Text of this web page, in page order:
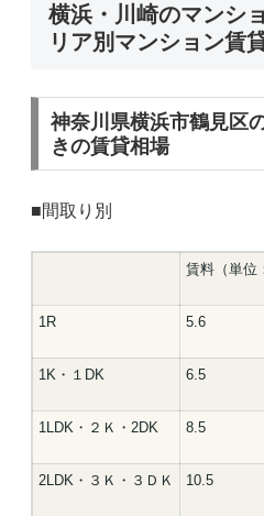
横浜・川崎のマンシ
リア別マンション賃
神奈川県横浜市鶴見区
きの賃貸相場
■間取り別
賃料（単位
1R 5.6
1K・１DK 6.5
1LDK・２Ｋ・2DK 8.5
2LDK・３Ｋ・３ＤＫ 10.5